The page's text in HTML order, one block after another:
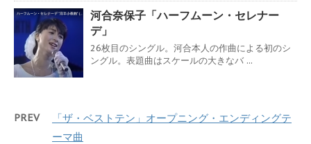
河合奈保子「ハーフムーン・セレナー
デ」
26枚目のシングル。河合本人の作曲による初のシ
ングル。表題曲はスケールの大きなバ ...
PREV
「ザ・ベストテン」オープニング・エンディングテ
ーマ曲